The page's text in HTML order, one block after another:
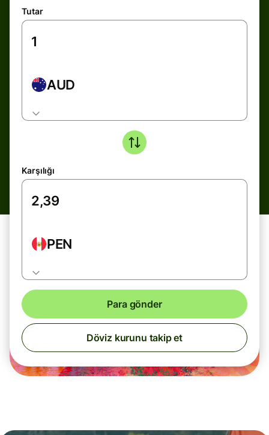
Tutar
AUD
Karşılığı
PEN
Para gönder
Döviz kurunu takip et